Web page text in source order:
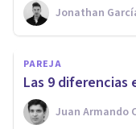
Jonathan
PAREJA
​Las 9 diferencias
Juan Armando
PAREJA
Adictos al